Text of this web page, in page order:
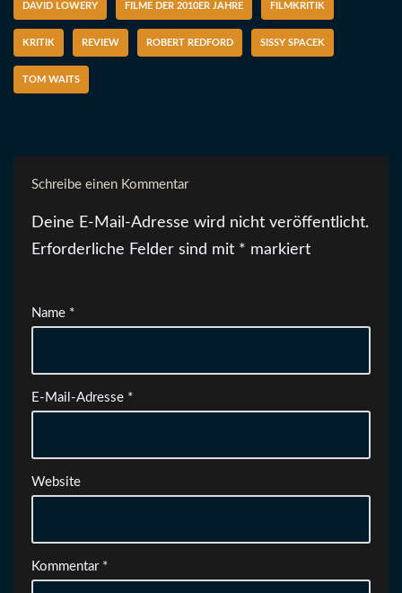
DAVID LOWERY FILME DER 2010ER JAHRE FILMKRITIK
KRITIK REVIEW ROBERT REDFORD SISSY SPACEK
TOM WAITS
Schreibe einen Kommentar
Deine E-Mail-Adresse wird nicht veröffentlicht.
Erforderliche Felder sind mit * markiert
Name *
E-Mail-Adresse *
Website
Kommentar *